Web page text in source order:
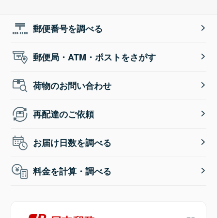
郵便番号を調べる
郵便局・ATM・ポストをさがす
荷物のお問い合わせ
再配達のご依頼
お届け日数を調べる
料金を計算・調べる